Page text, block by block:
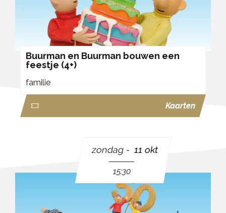
Buurman en Buurman bouwen een
feestje (4+)
familie
Kaarten
zondag 11 okt
15:30